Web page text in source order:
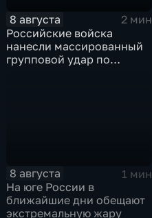
8 августа
2 мин
Российские войска
нанесли массированный
групповой удар по
8 августа
1 мин
На юге России в
ближайшие дни обещают
экстремальную жару